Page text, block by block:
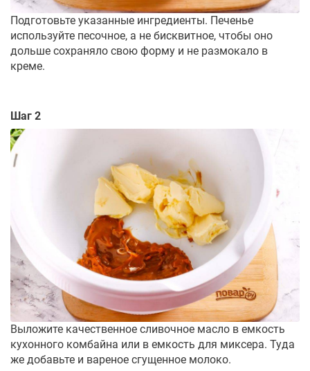
Подготовьте указанные ингредиенты. Печенье
используйте песочное, а не бисквитное, чтобы оно
дольше сохраняло свою форму и не размокало в
креме.
Шаг 2
Выложите качественное сливочное масло в емкость
кухонного комбайна или в емкость для миксера. Туда
же добавьте и вареное сгущенное молоко.